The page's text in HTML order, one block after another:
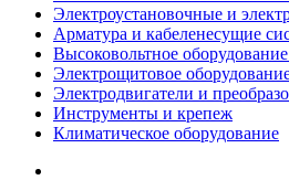
Электроустановочные и
Арматура и кабеленесущие
Высоковольтное
Электрощитовое
Электродвигатели и
Инструменты и крепеж
Климатическое оборудование